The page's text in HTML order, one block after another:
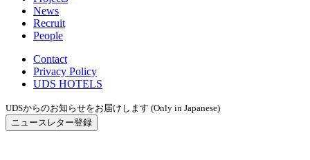
News
Recruit
People
Contact
Privacy Policy
UDS HOTELS
UDSからのお知らせをお届けします (Only in Japanese)
ニュースレター登録